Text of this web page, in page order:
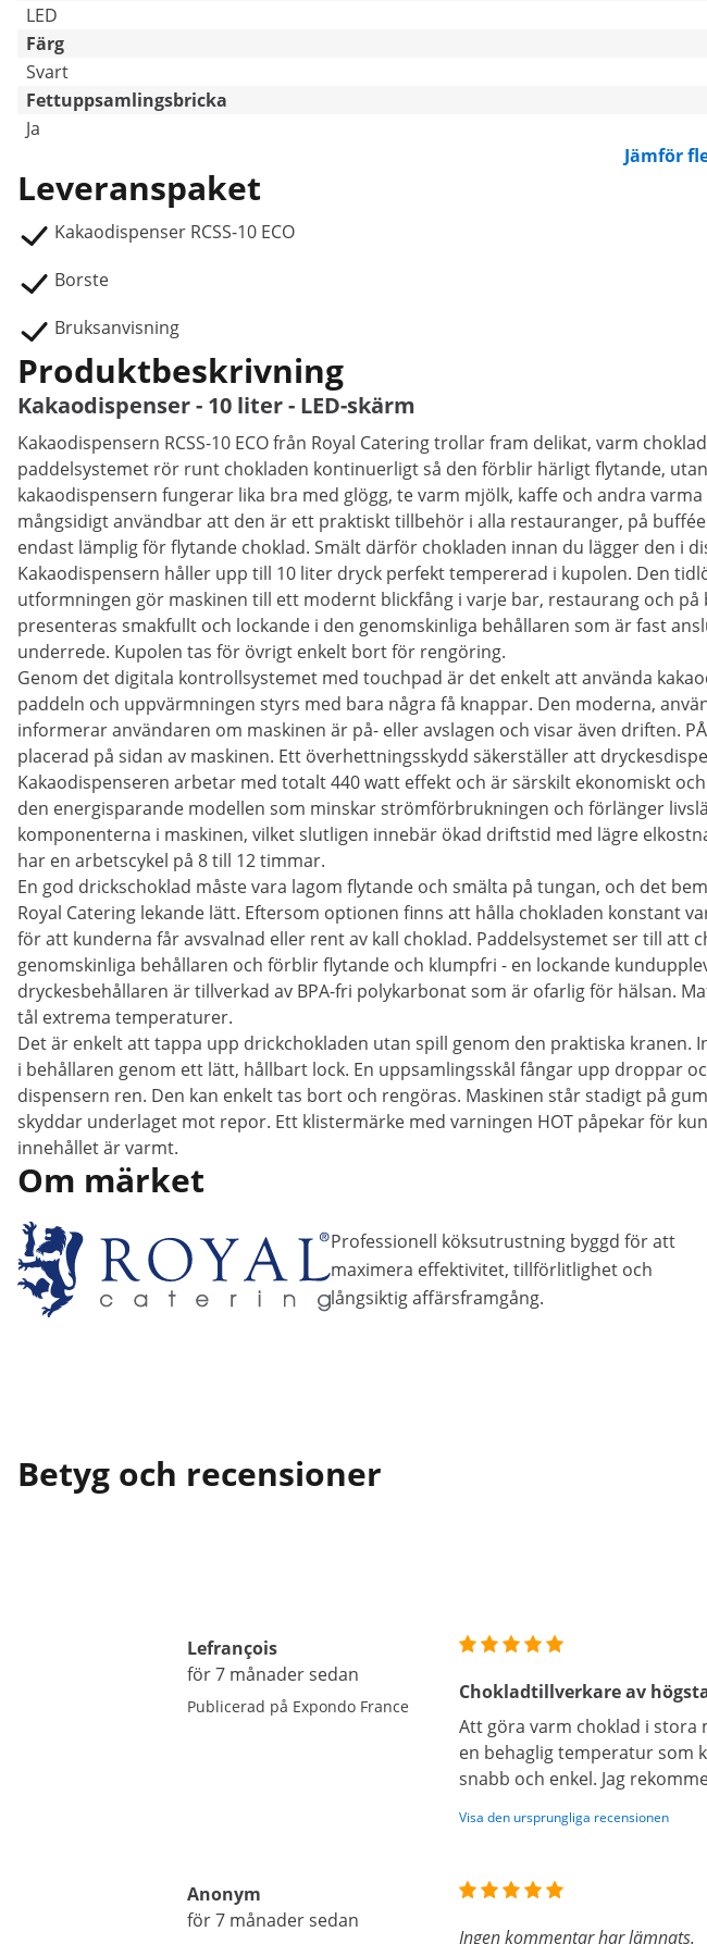
LED
Färg
Svart
Fettuppsamlingsbricka
Ja
Jämför
Leveranspaket
Kakaodispenser RCSS-10 ECO
Borste
Bruksanvisning
Produktbeskrivning
Kakaodispenser - 10 liter - LED-skärm
Kakaodispensern RCSS-10 ECO från Royal Catering trollar fram delikat, varm
paddelsystemet rör runt chokladen kontinuerligt så den förblir härligt flytande,
kakaodispensern fungerar lika bra med glögg, te varm mjölk, kaffe och andra
mångsidigt användbar att den är ett praktiskt tillbehör i alla restauranger, på
endast lämplig för flytande choklad. Smält därför chokladen innan du lägger den i
Kakaodispensern håller upp till 10 liter dryck perfekt tempererad i kupolen. Den
utformningen gör maskinen till ett modernt blickfång i varje bar, restaurang och på
presenteras smakfullt och lockande i den genomskinliga behållaren som är fast
underrede. Kupolen tas för övrigt enkelt bort för rengöring.
Genom det digitala kontrollsystemet med touchpad är det enkelt att använda
paddeln och uppvärmningen styrs med bara några få knappar. Den moderna,
informerar användaren om maskinen är på- eller avslagen och visar även driften.
placerad på sidan av maskinen. Ett överhettningsskydd säkerställer att
Kakaodispenseren arbetar med totalt 440 watt effekt och är särskilt ekonomiskt
den energisparande modellen som minskar strömförbrukningen och förlänger
komponenterna i maskinen, vilket slutligen innebär ökad driftstid med lägre
har en arbetscykel på 8 till 12 timmar.
En god drickschoklad måste vara lagom flytande och smälta på tungan, och det
Royal Catering lekande lätt. Eftersom optionen finns att hålla chokladen konstant
för att kunderna får avsvalnad eller rent av kall choklad. Paddelsystemet ser till att
genomskinliga behållaren och förblir flytande och klumpfri - en lockande
dryckesbehållaren är tillverkad av BPA-fri polykarbonat som är ofarlig för hälsan.
tål extrema temperaturer.
Det är enkelt att tappa upp drickchokladen utan spill genom den praktiska kranen.
i behållaren genom ett lätt, hållbart lock. En uppsamlingsskål fångar upp droppar
dispensern ren. Den kan enkelt tas bort och rengöras. Maskinen står stadigt på
skyddar underlaget mot repor. Ett klistermärke med varningen HOT påpekar för
innehållet är varmt.
Om märket
Professionell köksutrustning byggd för att
maximera effektivitet, tillförlitlighet och
långsiktig affärsframgång.
Betyg och recensioner
Lefrançois
för 7 månader sedan
Publicerad på Expondo France
Chokladtillverkare av
Att göra varm choklad i stora
en behaglig temperatur som
snabb och enkel. Jag
Visa den ursprungliga recensionen
Anonym
för 7 månader sedan
Ingen kommentar har lämnats.